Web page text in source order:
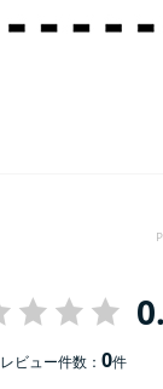
レビュー件数：0件